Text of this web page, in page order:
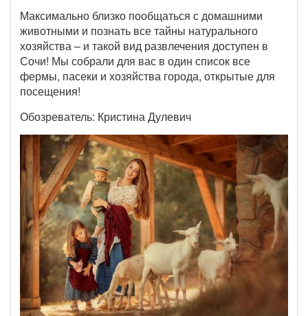
Максимально близко пообщаться с домашними
животными и познать все тайны натурального
хозяйства – и такой вид развлечения доступен в
Сочи! Мы собрали для вас в один список все
фермы, пасеки и хозяйства города, открытые для
посещения!
Обозреватель: Кристина Дулевич